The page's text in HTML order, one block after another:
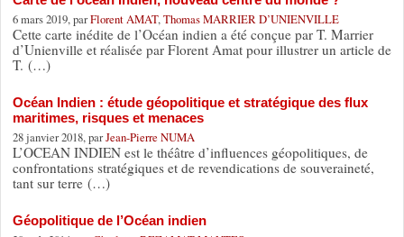
6 mars 2019, parFlorent AMAT, Thomas MARRIER D’UNIENVILLE
Cette carte inédite de l’Océan indien a été conçue par T. Marrier
d’Unienville et réalisée par Florent Amat pour illustrer un article de
T. (…)
Océan Indien : étude géopolitique et stratégique des flux
maritimes, risques et menaces
28 janvier 2018, parJean-Pierre NUMA
L’OCEAN INDIEN est le théâtre d’influences géopolitiques, de
confrontations stratégiques et de revendications de souveraineté,
tant sur terre (…)
Géopolitique de l’Océan indien